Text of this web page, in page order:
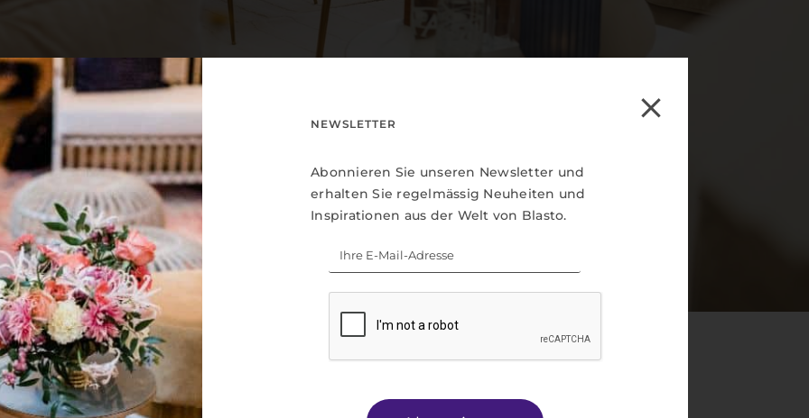
NEWSLETTER
Abonnieren Sie unseren Newsletter und
erhalten Sie regelmässig Neuheiten und
Inspirationen aus der Welt von Blasto.